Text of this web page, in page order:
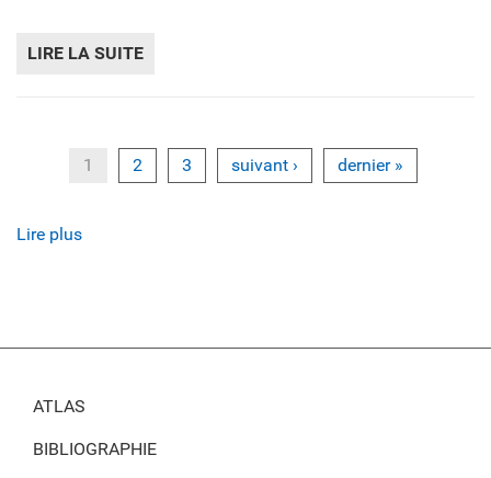
LIRE LA SUITE
1 2 3 suivant › dernier »
Lire plus
ATLAS
BIBLIOGRAPHIE